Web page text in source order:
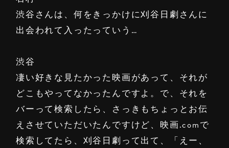
渋谷さんは、何をきっかけに刈谷日劇さんに
出会われて入ったっていう…
渋谷
凄い好きな見たかった映画があって、それが
どこもやってなかったんですよ。で、それを
バーって検索したら、さっきもちょっとお伝
えさせていただいたんですけど、映画.comで
検索してたら、刈谷日劇って出て、「えー、